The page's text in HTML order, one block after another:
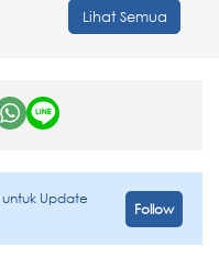
Lihat Semua
untuk Update
Follow